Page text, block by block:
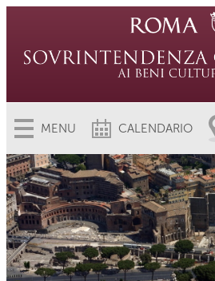
MENU CALENDARIO